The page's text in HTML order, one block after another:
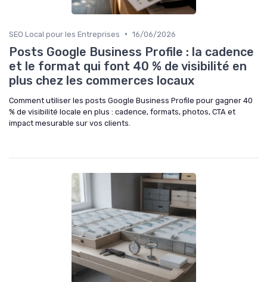
SEO Local pour les Entreprises • 16/06/2026
Posts Google Business Profile : la cadence
et le format qui font 40 % de visibilité en
plus chez les commerces locaux
Comment utiliser les posts Google Business Profile pour gagner 40
% de visibilité locale en plus : cadence, formats, photos, CTA et
impact mesurable sur vos clients.